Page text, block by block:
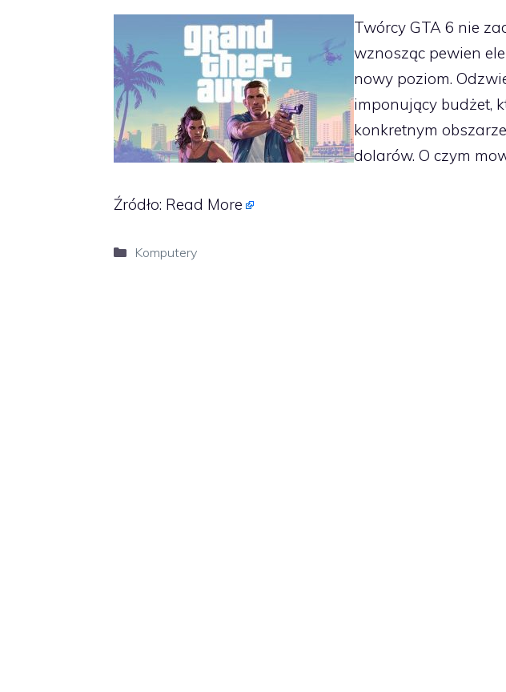
Twórcy GTA 6 nie
wznosząc pewien
nowy poziom.
imponujący budżet,
konkretnym
dolarów. O czym
Źródło: Read More
Kategorie
Komputery